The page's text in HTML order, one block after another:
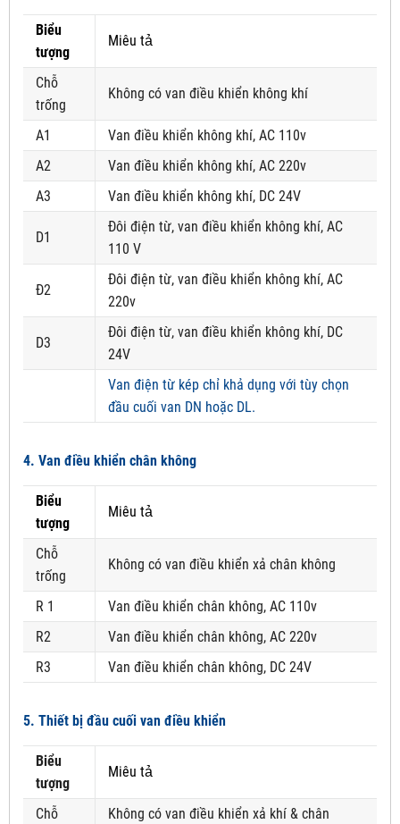
Biểu
tượng
Miêu tả
Chỗ
trống
Không có van điều khiển không khí
A1
Van điều khiển không khí, AC 110v
A2
Van điều khiển không khí, AC 220v
A3
Van điều khiển không khí, DC 24V
D1
Đôi điện từ, van điều khiển không khí, AC
110 V
Đ2
Đôi điện từ, van điều khiển không khí, AC
220v
D3
Đôi điện từ, van điều khiển không khí, DC
24V
Van điện từ kép chỉ khả dụng với tùy chọn
đầu cuối van DN hoặc DL.
4. Van điều khiển chân không
Biểu
tượng
Miêu tả
Chỗ
trống
Không có van điều khiển xả chân không
R 1
Van điều khiển chân không, AC 110v
R2
Van điều khiển chân không, AC 220v
R3
Van điều khiển chân không, DC 24V
5. Thiết bị đầu cuối van điều khiển
Biểu
tượng
Miêu tả
Chỗ
Không có van điều khiển xả khí & chân